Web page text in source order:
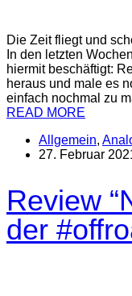
Die Zeit fliegt und
In den letzten
hiermit beschäftigt:
heraus und male es
einfach nochmal zu
READ MORE
Allgemein,
27. Februar
Review
der